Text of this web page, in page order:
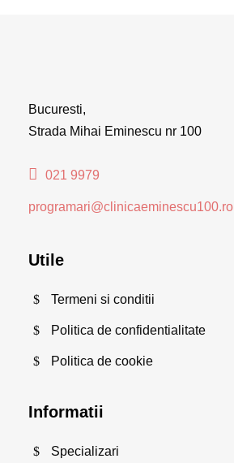
Bucuresti,
Strada Mihai Eminescu nr 100
021 9979
programari@clinicaeminescu100.ro
Utile
Termeni si conditii
Politica de confidentialitate
Politica de cookie
Informatii
Specializari